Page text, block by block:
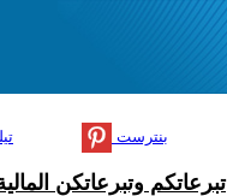
بنترست
تبرعاتكم وتبرعاتكن